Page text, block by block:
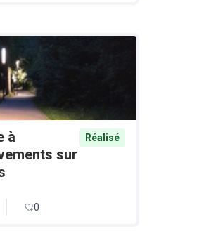
à
sur
Réalisé
0